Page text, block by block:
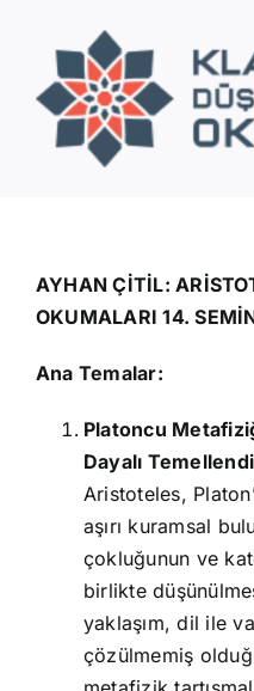
content
Eğitimler
İletişim
AYHAN ÇİTİL:
OKUMALARI 14.
Ana Temalar:
Platoncu
Dayalı
Aristoteles,
aşırı kuramsal
çokluğunun ve
birlikte
yaklaşım, dil ile
çözülmemiş